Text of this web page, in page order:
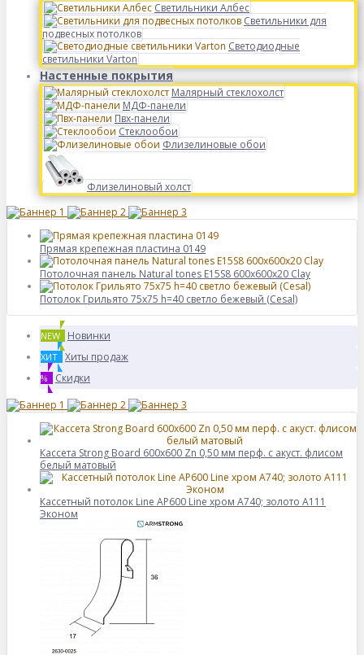
Светильники Албес
Светильники для
подвесных потолков
Светодиодные
светильники Varton
Настенные покрытия
Малярный стеклохолст
МДФ-панели
Пвх-панели
Стеклообои
Флизелиновые обои
Флизелиновый холст
Прямая крепежная пластина 0149
Потолочная панель Natural tones E15S8 600x600x20 Clay
Потолок Грильято 75x75 h=40 светло бежевый (Cesal)
NEW Новинки
ХИТ Хиты продаж
% Скидки
Кассета Strong Board 600х600 Zn 0,50 мм перф. с акуст. флисом
белый матовый
Кассетный потолок Line AP600 Line хром А740; золото А111
Эконом